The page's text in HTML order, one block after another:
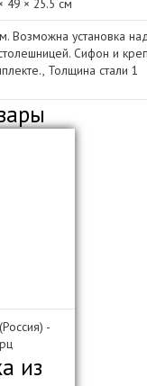
49 × 25.5 см
Возможна установка
Сифон и
Толщина стали 1
-
из